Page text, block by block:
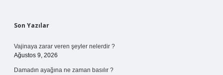
Sidebar
Son Yazılar
Vajinaya zarar veren şeyler nelerdir ?
Ağustos 9, 2026
Damadın ayağına ne zaman basılır ?